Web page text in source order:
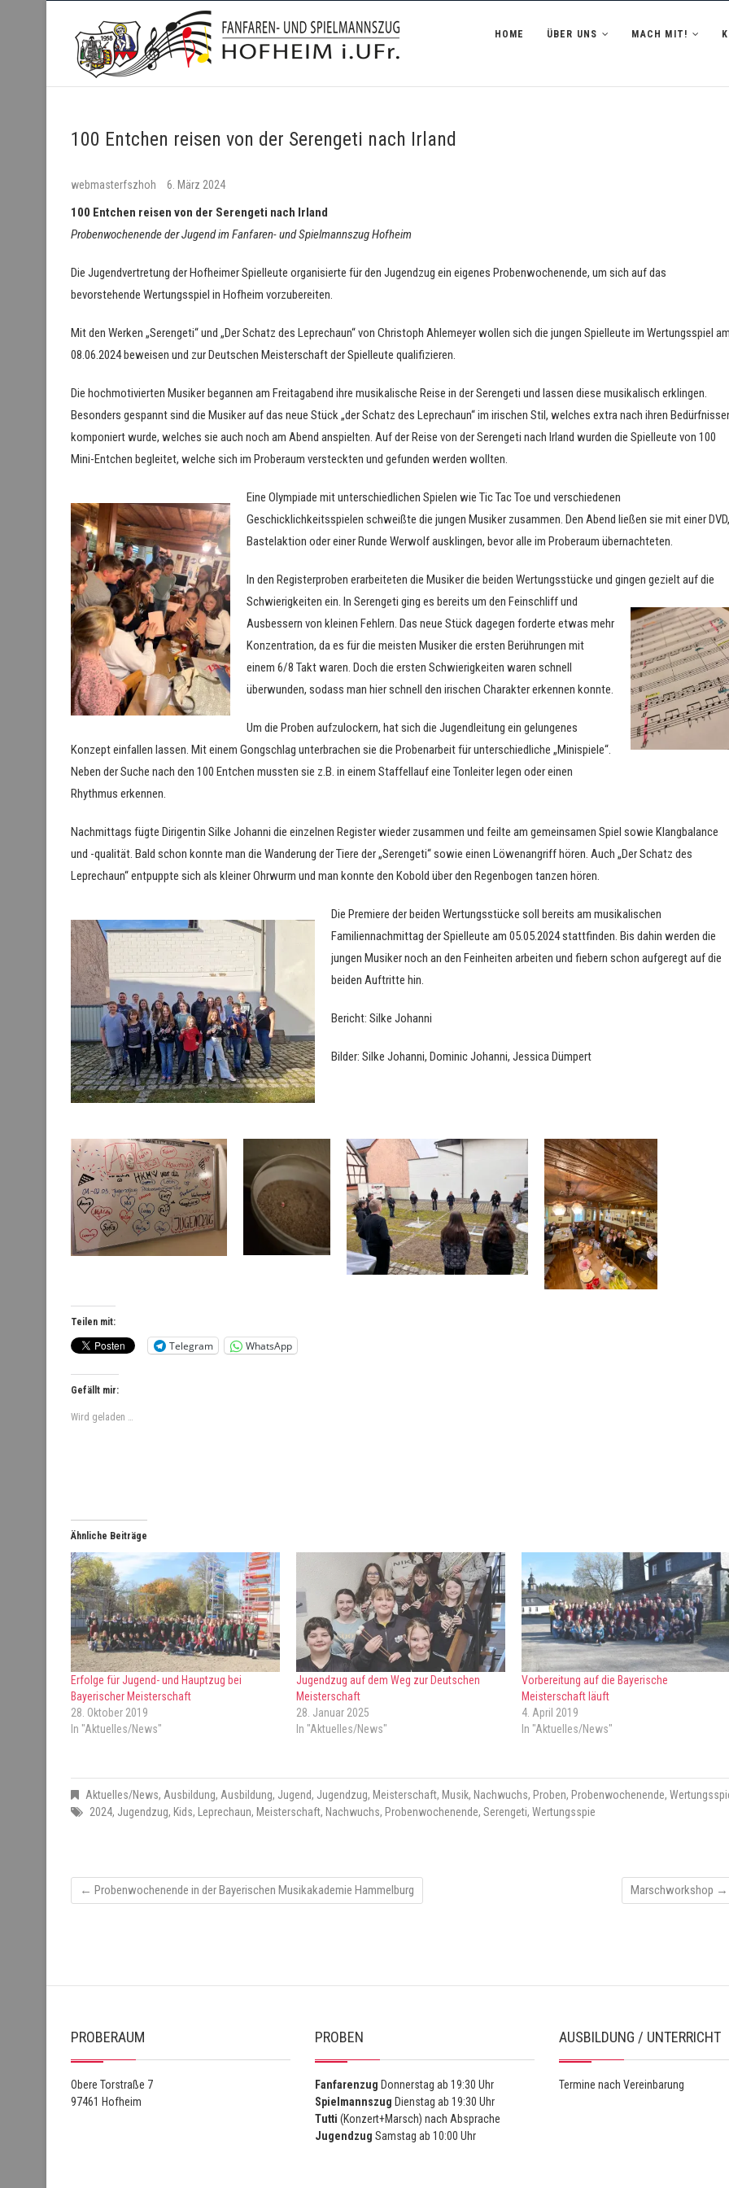
Fanfaren- und Spielmannszug Hofheim i.UFr.
HOME ÜBER UNS MACH MIT!
100 Entchen reisen von der Serengeti nach Irland
webmasterfszhoh 6. März 2024
100 Entchen reisen von der Serengeti nach Irland
Probenwochenende der Jugend im Fanfaren- und Spielmannszug Hofheim
Die Jugendvertretung der Hofheimer Spielleute organisierte für den Jugendzug ein eigenes Probenwochenende, um sich auf das
bevorstehende Wertungsspiel in Hofheim vorzubereiten.
Mit den Werken „Serengeti“ und „Der Schatz des Leprechaun“ von Christoph Ahlemeyer wollen sich die jungen Spielleute im Wertungsspiel
08.06.2024 beweisen und zur Deutschen Meisterschaft der Spielleute qualifizieren.
Die hochmotivierten Musiker begannen am Freitagabend ihre musikalische Reise in der Serengeti und lassen diese musikalisch erklingen.
Besonders gespannt sind die Musiker auf das neue Stück „der Schatz des Leprechaun“ im irischen Stil, welches extra nach ihren
komponiert wurde, welches sie auch noch am Abend anspielten. Auf der Reise von der Serengeti nach Irland wurden die Spielleute von 100
Mini-Entchen begleitet, welche sich im Proberaum versteckten und gefunden werden wollten.
Eine Olympiade mit unterschiedlichen Spielen wie Tic Tac Toe und verschiedenen
Geschicklichkeitsspielen schweißte die jungen Musiker zusammen. Den Abend ließen sie mit einer DVD,
Bastelaktion oder einer Runde Werwolf ausklingen, bevor alle im Proberaum übernachteten.
In den Registerproben erarbeiteten die Musiker die beiden Wertungsstücke und gingen gezielt aufdie
Schwierigkeiten ein. In Serengeti ging es bereits um den Feinschliff und
Ausbessern von kleinen Fehlern. Das neue Stück dagegen forderte etwas mehr
Konzentration, da es für die meisten Musiker die ersten Berührungen mit
einem 6/8 Takt waren. Doch die ersten Schwierigkeiten waren schnell
überwunden, sodass man hier schnell den irischen Charakter erkennen konnte.
Um die Proben aufzulockern, hat sich die Jugendleitung ein gelungenes
Konzept einfallen lassen. Mit einem Gongschlag unterbrachen sie die Probenarbeit für unterschiedliche „Minispiele“.
Neben der Suche nach den 100 Entchen mussten sie z.B. in einem Staffellauf eine Tonleiter legen oder einen
Rhythmus erkennen.
Nachmittags fügte Dirigentin Silke Johanni die einzelnen Register wieder zusammen und feilte am gemeinsamen Spiel sowie Klangbalance
und -qualität. Bald schon konnte man die Wanderung der Tiere der „Serengeti“ sowie einen Löwenangriff hören. Auch „Der Schatz des
Leprechaun“ entpuppte sich als kleiner Ohrwurm und man konnte den Kobold über den Regenbogen tanzen hören.
Die Premiere der beiden Wertungsstücke soll bereits am musikalischen
Familiennachmittag der Spielleute am 05.05.2024 stattfinden. Bis dahin werden die
jungen Musiker noch an den Feinheiten arbeiten und fiebern schon aufgeregt auf die
beiden Auftritte hin.
Bericht: Silke Johanni
Bilder: Silke Johanni, Dominic Johanni, Jessica Dümpert
Teilen mit:
Telegram WhatsApp
Gefällt mir:
Wird geladen …
Ähnliche Beiträge
Erfolge für Jugend- und Hauptzug bei
Bayerischer Meisterschaft
28. Oktober 2019
In "Aktuelles/News"
Jugendzug auf dem Weg zur Deutschen
Meisterschaft
28. Januar 2025
In "Aktuelles/News"
Vorbereitung auf die Bayerische
Meisterschaft läuft
4. April 2019
In "Aktuelles/News"
Aktuelles/News, Ausbildung, Ausbildung, Jugend, Jugendzug, Meisterschaft, Musik, Nachwuchs, Proben, Probenwochenende,
2024, Jugendzug, Kids, Leprechaun, Meisterschaft, Nachwuchs, Probenwochenende, Serengeti, Wertungsspie
← Probenwochenende in der Bayerischen Musikakademie Hammelburg Marschworkshop →
PROBERAUM
Obere Torstraße 7
97461 Hofheim
PROBEN
Fanfarenzug Donnerstag ab 19:30 Uhr
Spielmannszug Dienstag ab 19:30 Uhr
Tutti (Konzert+Marsch) nach Absprache
Jugendzug Samstag ab 10:00 Uhr
AUSBILDUNG / UNTERRICHT
Termine nach Vereinbarung